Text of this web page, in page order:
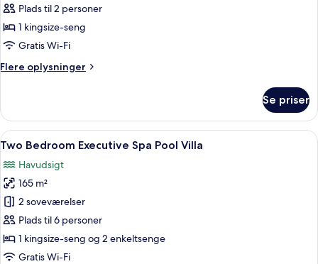
Bedroom
Serenity
Suite,
Pool,
Plads til 2 personer
1 kingsize-seng
Gratis Wi-Fi
Flere oplysninger
Flere
Bedroom
Serenity
Suite,
Pool,
Sea
View
Se priser
Indlæs
alle
billeder
af
Two
Bedroom
Executive
Spa
Et soveværelse med to senge, en
8
Two Bedroom Executive Spa Pool Villa
Havudsigt
165 m²
2 soveværelser
Plads til 6 personer
1 kingsize-seng og 2 enkeltsenge
Gratis Wi-Fi